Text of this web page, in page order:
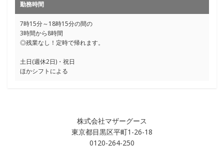
勤務時間
7時15分～18時15分の間の
3時間から8時間
◎残業なし！定時で帰れます。
土日(週休2日)・祝日
ほかシフトによる
株式会社マザーグース
東京都目黒区平町1-26-18
0120-264-250